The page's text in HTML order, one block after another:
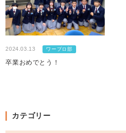
2024.03.13 ワープロ部
卒業おめでとう！
カテゴリー